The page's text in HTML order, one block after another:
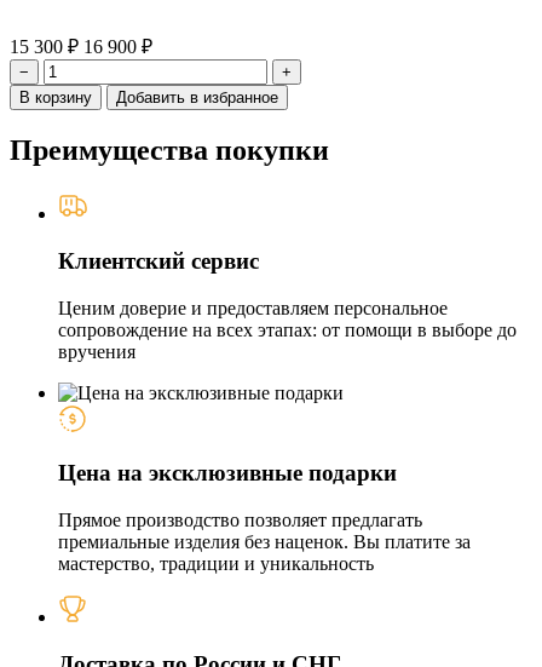
15 300 ₽ 16 900 ₽
−
+
В корзину
Добавить в избранное
Преимущества покупки
Клиентский сервис
Ценим доверие и предоставляем персональное
сопровождение на всех этапах: от помощи в выборе до
вручения
Цена на эксклюзивные подарки
Прямое производство позволяет предлагать
премиальные изделия без наценок. Вы платите за
мастерство, традиции и уникальность